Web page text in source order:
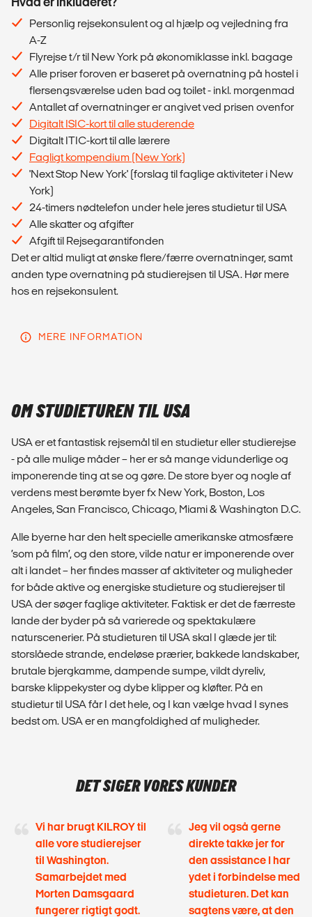
Personlig rejsekonsulent og al hjælp og vejledning fra
A-Z
Flyrejse t/r til New York på økonomiklasse inkl. bagage
Alle priser foroven er baseret på overnatning på hostel i
flersengsværelse uden bad og toilet - inkl. morgenmad
Antallet af overnatninger er angivet ved prisen ovenfor
Digitalt ISIC-kort til alle studerende
Digitalt ITIC-kort til alle lærere
Fagligt kompendium (New York)
'Next Stop New York' (forslag til faglige aktiviteter i New
York)
24-timers nødtelefon under hele jeres studietur til USA
Alle skatter og afgifter
Afgift til Rejsegarantifonden
Det er altid muligt at ønske flere/færre overnatninger, samt
anden type overnatning på studierejsen til USA. Hør mere
hos en rejsekonsulent.
MERE INFORMATION
OM STUDIETUREN TIL USA
USA er et fantastisk rejsemål til en studietur eller studierejse
- på alle mulige måder – her er så mange vidunderlige og
imponerende ting at se og gøre. De store byer og nogle af
verdens mest berømte byer fx New York, Boston, Los
Angeles, San Francisco, Chicago, Miami & Washington D.C.
Alle byerne har den helt specielle amerikanske atmosfære
’som på film’, og den store, vilde natur er imponerende over
alt i landet – her findes masser af aktiviteter og muligheder
for både aktive og energiske studieture og studierejser til
USA der søger faglige aktiviteter. Faktisk er det de færreste
lande der byder på så varierede og spektakulære
naturscenerier. På studieturen til USA skal I glæde jer til:
storslåede strande, endeløse prærier, bakkede landskaber,
brutale bjergkamme, dampende sumpe, vildt dyreliv,
barske klippekyster og dybe klipper og kløfter. På en
studietur til USA får I det hele, og I kan vælge hvad I synes
bedst om. USA er en mangfoldighed af muligheder.
DET SIGER VORES KUNDER
Vi har brugt KILROY til
alle vore studierejser
til Washington.
Samarbejdet med
Morten Damsgaard
fungerer rigtigt godt.
Jeg vil også gerne
direkte takke jer for
den assistance I har
ydet i forbindelse med
studieturen. Det kan
sagtens være, at den